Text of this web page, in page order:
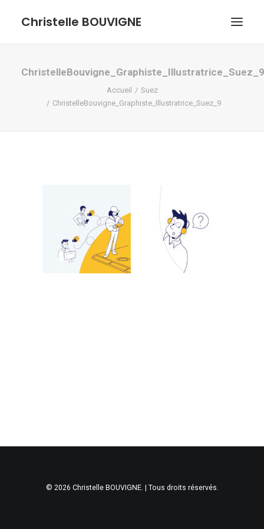
Christelle BOUVIGNE
GRAPHISME ET ILLUSTRATIONS
ChristelleBouvigne_Graphiste_Illustratrice_Suez_9
Accueil
Suez
ChristelleBouvigne_Graphiste_Illustratrice_Suez_9
© 2026 Christelle BOUVIGNE. | Tous droits réservés.